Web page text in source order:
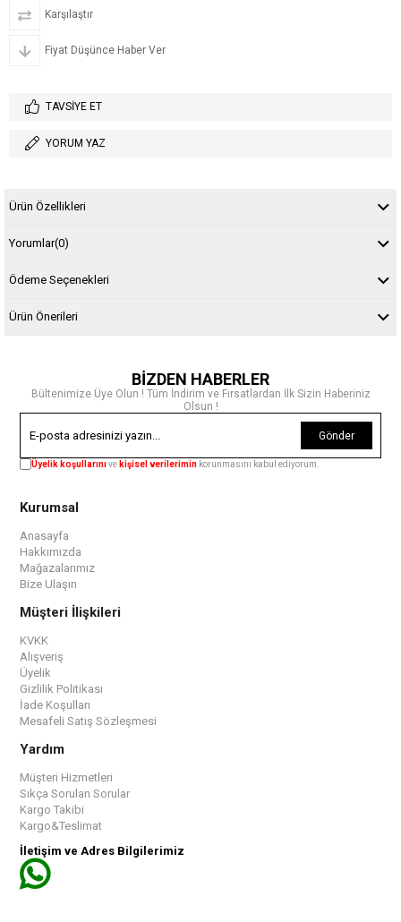
Karşılaştır
Fiyat Düşünce Haber Ver
TAVSIYE ET
YORUM YAZ
Ürün Özellikleri
Yorumlar(0)
Ödeme Seçenekleri
Ürün Önerileri
BİZDEN HABERLER
Bültenimize Üye Olun ! Tüm İndirim ve Fırsatlardan İlk Sizin Haberiniz
Olsun !
Gönder
Üyelik koşullarınıve kişisel verilerimin korunmasını kabul ediyorum.
Kurumsal
Anasayfa
Hakkımızda
Mağazalarımız
Bize Ulaşın
Müşteri İlişkileri
KVKK
Alışveriş
Üyelik
Gizlilik Politikası
İade Koşulları
Mesafeli Satış Sözleşmesi
Yardım
Müşteri Hizmetleri
Sıkça Sorulan Sorular
Kargo Takibi
Kargo&Teslimat
İletişim ve Adres Bilgilerimiz